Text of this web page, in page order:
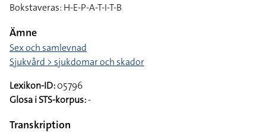
Bokstaveras: H-E-P-A-T-I-T-B
Ämne
Sex och samlevnad
Sjukvård > sjukdomar och skador
Lexikon-ID:05796
Glosa i STS-korpus:-
Transkription